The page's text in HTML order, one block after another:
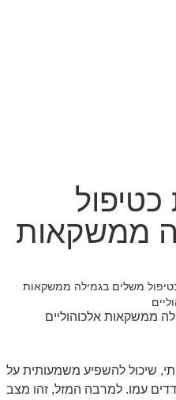
כטיפול
ממשקאות
כטיפול משלים בגמילה ממשקאות
ממשקאות אלכוהוליים
שיכול להשפיע משמעותית על
עמו. למרבה המזל, זהו מצב